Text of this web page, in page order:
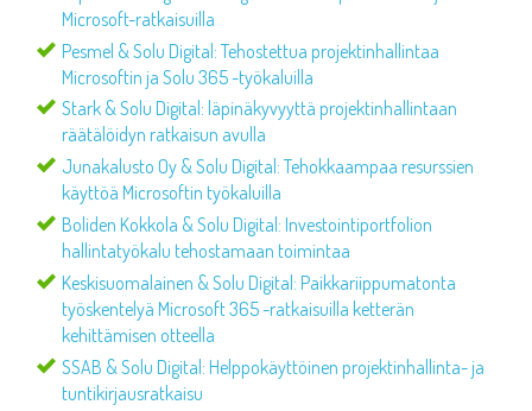
Microsoft-ratkaisuilla
Pesmel & Solu Digital: Tehostettua projektinhallintaa
Microsoftin ja Solu 365 -työkaluilla
Stark & Solu Digital: läpinäkyvyyttä projektinhallintaan
räätälöidyn ratkaisun avulla
Junakalusto Oy & Solu Digital: Tehokkaampaa resurssien
käyttöä Microsoftin työkaluilla
Boliden Kokkola & Solu Digital: Investointiportfolion
hallintatyökalu tehostamaan toimintaa
Keskisuomalainen & Solu Digital: Paikkariippumatonta
työskentelyä Microsoft 365 -ratkaisuilla ketterän
kehittämisen otteella
SSAB & Solu Digital: Helppokäyttöinen projektinhallinta- ja
tuntikirjausratkaisu